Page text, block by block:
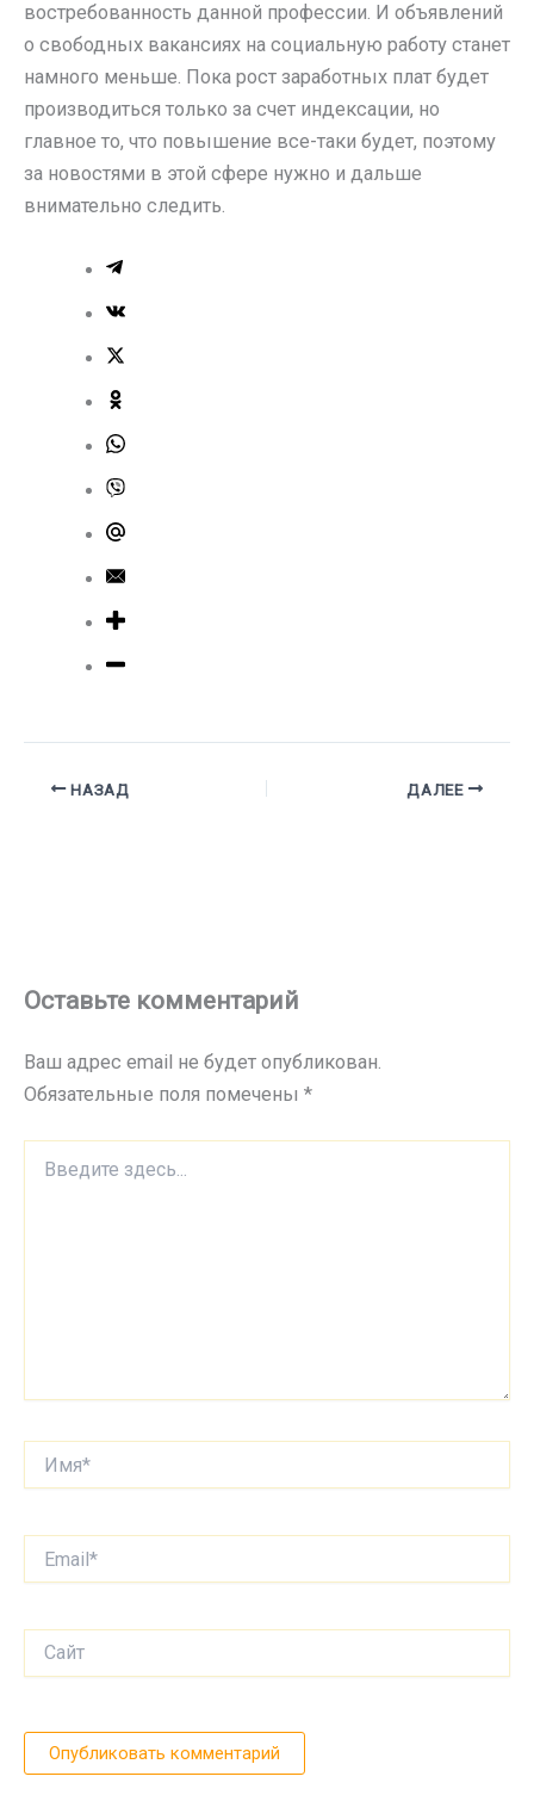
востребованность данной профессии. И объявлений
о свободных вакансиях на социальную работу станет
намного меньше. Пока рост заработных плат будет
производиться только за счет индексации, но
главное то, что повышение все-таки будет, поэтому
за новостями в этой сфере нужно и дальше
внимательно следить.
НАЗАД ДАЛЕЕ
Оставьте комментарий
Ваш адрес email не будет опубликован.
Обязательные поля помечены *
здесь...